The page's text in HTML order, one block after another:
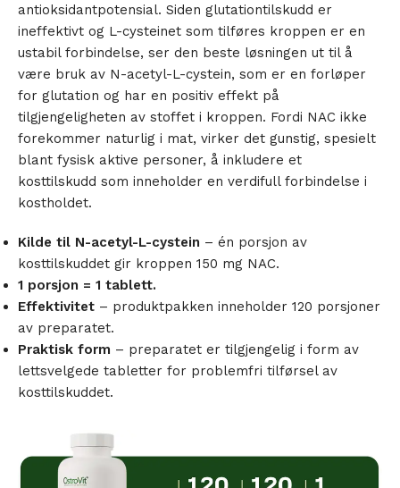
antioksidantpotensial. Siden glutationtilskudd er
ineffektivt og L-cysteinet som tilføres kroppen er en
ustabil forbindelse, ser den beste løsningen ut til å
være bruk av N-acetyl-L-cystein, som er en forløper
for glutation og har en positiv effekt på
tilgjengeligheten av stoffet i kroppen. Fordi NAC ikke
forekommer naturlig i mat, virker det gunstig, spesielt
blant fysisk aktive personer, å inkludere et
kosttilskudd som inneholder en verdifull forbindelse i
kostholdet.
Kilde til N-acetyl-L-cystein – én porsjon av
kosttilskuddet gir kroppen 150 mg NAC.
1 porsjon = 1 tablett.
Effektivitet – produktpakken inneholder 120 porsjoner
av preparatet.
Praktisk form – preparatet er tilgjengelig i form av
lettsvelgede tabletter for problemfri tilførsel av
kosttilskuddet.